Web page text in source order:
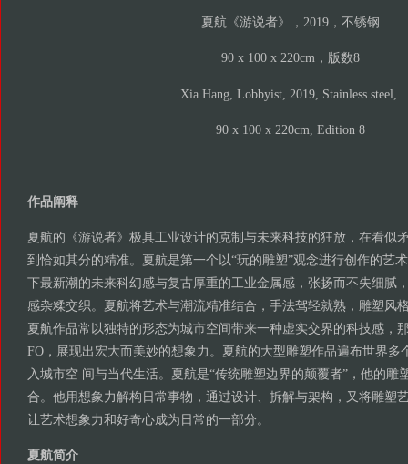
夏航《游说者》，2019，不锈钢
90 x 100 x 220cm，版数8
Xia Hang, Lobbyist, 2019, Stainless steel,
90 x 100 x 220cm, Edition 8
作品阐释
夏航的《游说者》极具工业设计的克制与未来科技的狂放，在看似
到恰如其分的精准。夏航是第一个以“玩的雕塑”观念进行创作的艺
下最新潮的未来科幻感与复古厚重的工业金属感，张扬而不失细腻
感杂糅交织。夏航将艺术与潮流精准结合，手法驾轻就熟，雕塑风
夏航作品常以独特的形态为城市空间带来一种虚实交界的科技感，
FO，展现出宏大而美妙的想象力。夏航的大型雕塑作品遍布世界多
入城市空 间与当代生活。夏航是“传统雕塑边界的颠覆者”，他的雕
合。他用想象力解构日常事物，通过设计、拆解与架构，又将雕塑
让艺术想象力和好奇心成为日常的一部分。
夏航简介